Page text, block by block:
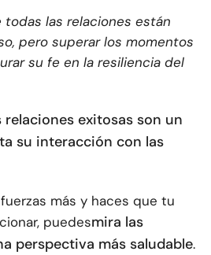
las relaciones están
pero superar los momentos
su fe en la resiliencia del
relaciones exitosas son un
su interacción con las
más y haces que tu
puedesmira las
perspectiva más saludable.